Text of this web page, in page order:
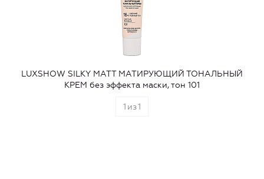
LUXSHOW SILKY MATT МАТИРУЮЩИЙ ТОНАЛЬНЫЙ
КРЕМ без эффекта маски, тон 101
1 из1